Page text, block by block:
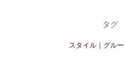
タグ
スタイル｜グル